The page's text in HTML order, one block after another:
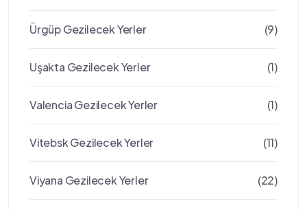
Ürgüp Gezilecek Yerler (9)
Uşakta Gezilecek Yerler (1)
Valencia Gezilecek Yerler (1)
Vitebsk Gezilecek Yerler (11)
Viyana Gezilecek Yerler (22)